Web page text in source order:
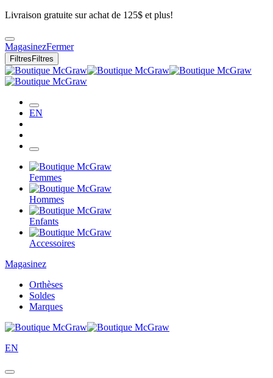
Livraison gratuite sur achat de 125$ et plus!
MagasinezFermer
Filtres Filtres
EN
Femmes
Hommes
Enfants
Accessoires
Magasinez
Orthèses
Soldes
Marques
EN